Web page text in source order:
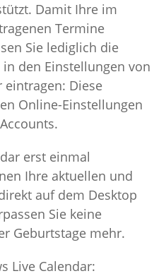
Damit Ihre im
Termine
Sie lediglich die
den Einstellungen von
eintragen: Diese
Online-Einstellungen
erst einmal
Ihre aktuellen und
auf dem Desktop
Sie keine
Geburtstage mehr.
Live Calendar: